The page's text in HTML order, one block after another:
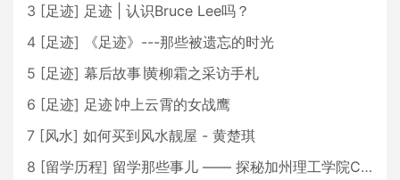
3 [足迹] 足迹 | 认识Bruce Lee吗？
4 [足迹]
《足迹》---那些被遗忘的时光
5 [足迹] 幕后故事∣黄柳霜之采访手札
6 [足迹] 足迹∣冲上云霄的女战鹰
7 [风水] 如何买到风水靓屋 - 黄楚琪
8 [留学历程] 留学那些事儿 —— 探秘加州理工学院Caltech博士生活 [上集]